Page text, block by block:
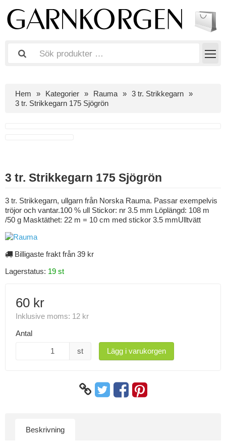
Hem Kategorier Rauma
3 tr. Strikkegarn
3 tr. Strikkegarn 175 Sjögrön
3 tr. Strikkegarn 175 Sjögrön
3 tr. Strikkegarn, ullgarn från Norska Rauma. Passar exempelvis
tröjor och vantar.100 % ull Stickor: nr 3.5 mm Löplängd: 108 m
/50 g Masktäthet: 22 m = 10 cm med stickor 3.5 mmUlltvätt
Billigaste frakt från 39 kr
Lagerstatus: 19 st
60 kr
Inklusive moms: 12 kr
Antal
st Lägg i varukorgen
Beskrivning